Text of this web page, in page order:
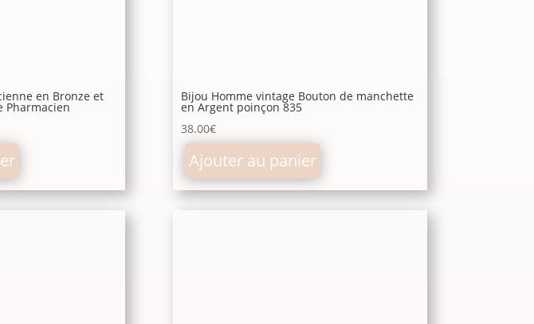
en Bronze et
Pharmacien
Bijou Homme vintage Bouton de manchette
en Argent poinçon 835
38.00€
Ajouter au panier